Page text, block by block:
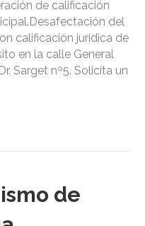
de calificación
del
calificación jurídica de
en la calle General
Sarget nº5. Solicita un
de